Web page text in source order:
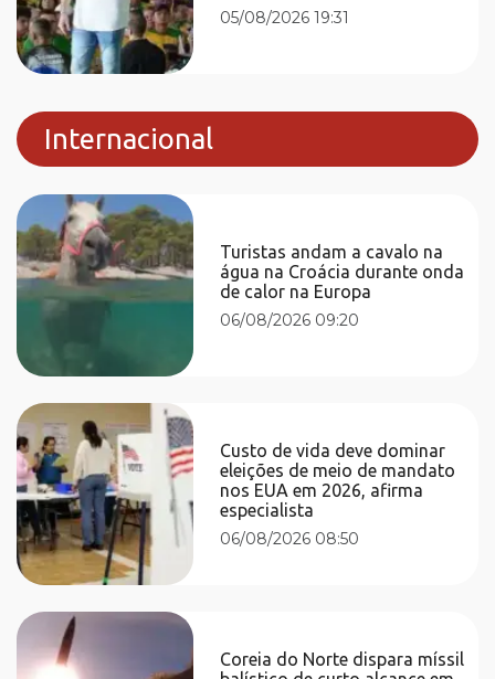
05/08/2026 19:31
Internacional
Turistas andam a cavalo na
água na Croácia durante onda
de calor na Europa
06/08/2026 09:20
Custo de vida deve dominar
eleições de meio de mandato
nos EUA em 2026, afirma
especialista
06/08/2026 08:50
Coreia do Norte dispara míssil